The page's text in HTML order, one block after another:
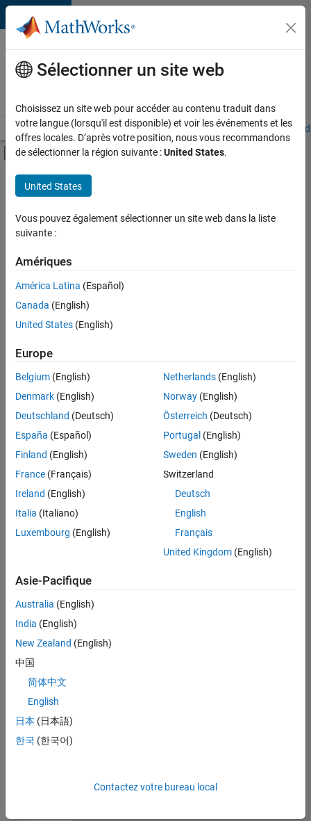
Passer au contenu
Votre
carrière
chez
Accueil Explorer nos opportunités Adresses de nos bureaux
Activer/désactiver l'affichage du menu
Contenu principal
FILTRER PAR
Technologies de l’information
Ventes internes
Communication marketing
Actuellement,
aucune
offre
d'emploi
correspondant
à vos
critères
de
recherche.
Vous
pouvez
élargir
votre
recherche
ou
afficher
l’ensemble
d'emploi.
malgré
tout
vous
trouvez
pas
d'offre
corresponde
à vos
Sélectionner un site web
Choisissez un site web pour accéder au contenu traduit dans
votre langue (lorsqu'il est disponible) et voir les événements et les
offres locales. D’après votre position, nous vous recommandons
de sélectionner la région suivante :United States.
United States
Vous pouvez également sélectionner un site web dans la liste
suivante :
Amériques
América Latina (Español)
Canada (English)
United States (English)
Europe
Belgium (English)
Denmark (English)
Deutschland (Deutsch)
España (Español)
Finland (English)
France (Français)
Ireland (English)
Italia (Italiano)
Luxembourg (English)
Netherlands(English)
Norway(English)
Österreich (Deutsch)
Portugal (English)
Sweden (English)
Switzerland
Deutsch
English
Français
United Kingdom(English)
Asie-Pacifique
Australia (English)
India (English)
New Zealand (English)
中国
简体中文
English
日本 (日本語)
한국 (한국어)
Contactez votre bureau local